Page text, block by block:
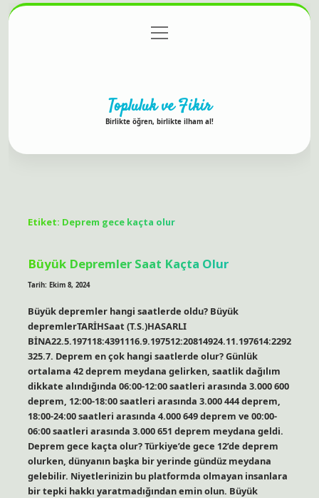
Gizlilik Politikası
menüyü
aç
Topluluk ve Fikir
Birlikte öğren, birlikte ilham al!
Etiket: Deprem gece kaçta olur
Büyük Depremler Saat Kaçta Olur
Tarih: Ekim 8, 2024
Büyük depremler hangi saatlerde oldu? Büyük
depremlerTARİHSaat (T.S.)HASARLI
BİNA22.5.197118:4391116.9.197512:20814924.11.197614:2292
325.7. Deprem en çok hangi saatlerde olur? Günlük
ortalama 42 deprem meydana gelirken, saatlik dağılım
dikkate alındığında 06:00-12:00 saatleri arasında 3.000 600
deprem, 12:00-18:00 saatleri arasında 3.000 444 deprem,
18:00-24:00 saatleri arasında 4.000 649 deprem ve 00:00-
06:00 saatleri arasında 3.000 651 deprem meydana geldi.
Deprem gece kaçta olur? Türkiye’de gece 12’de deprem
olurken, dünyanın başka bir yerinde gündüz meydana
gelebilir. Niyetlerinizin bu platformda olmayan insanlara
bir tepki hakkı yaratmadığından emin olun. Büyük